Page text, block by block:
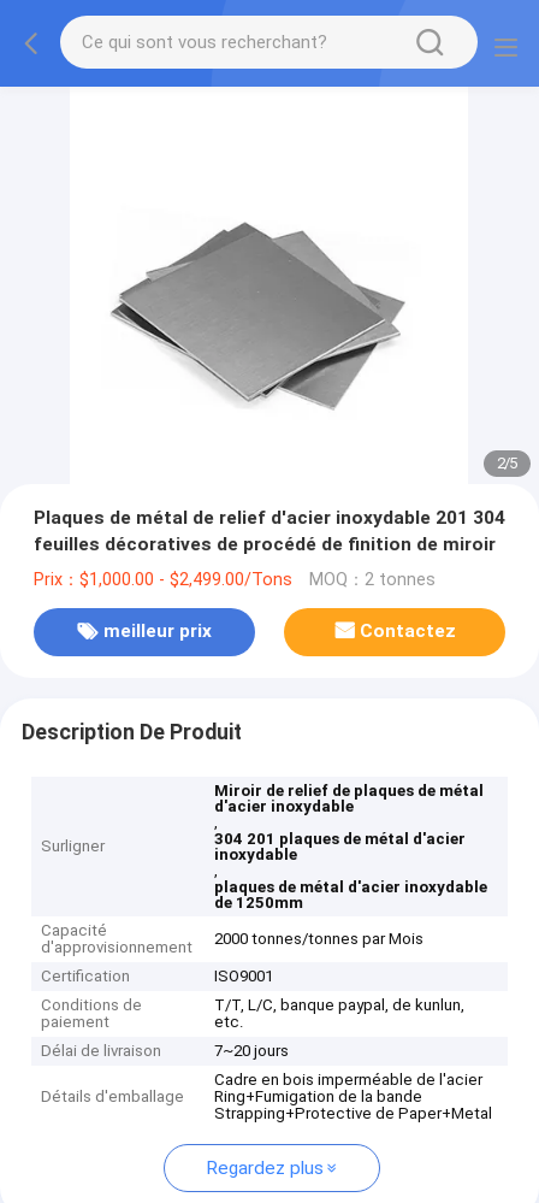
2/5
Plaques de métal de relief d'acier inoxydable 201 304
feuilles décoratives de procédé de finition de miroir
Prix：$1,000.00 - $2,499.00/Tons MOQ：2 tonnes
meilleur prix Contactez
Description De Produit
Surligner
Miroir de relief de plaques de métal
d'acier inoxydable
,
304 201 plaques de métal d'acier
inoxydable
,
plaques de métal d'acier inoxydable
de 1250mm
Capacité
d'approvisionnement
2000 tonnes/tonnes par Mois
Certification
ISO9001
Conditions de
paiement
T/T, L/C, banque paypal, de kunlun,
etc.
Délai de livraison
7~20 jours
Détails d'emballage
Cadre en bois imperméable de l'acier
Ring+Fumigation de la bande
Strapping+Protective de Paper+Metal
Regardez plus